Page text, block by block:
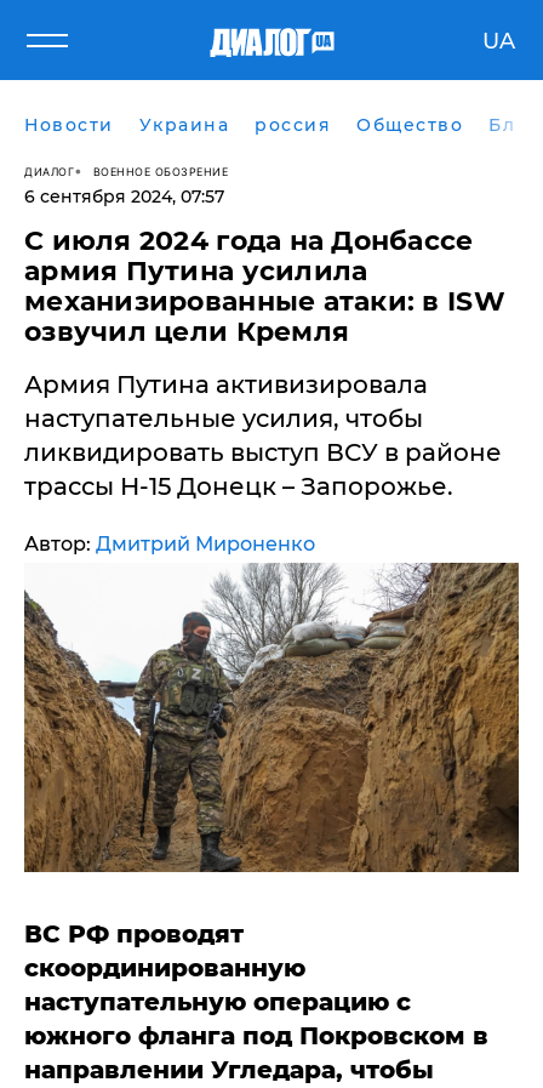
UA
Новости Украина россия Общество
ДИАЛОГ ВОЕННОЕ ОБОЗРЕНИЕ
6 сентября 2024, 07:57
​С июля 2024 года на Донбассе
армия Путина усилила
механизированные атаки: в ISW
озвучил цели Кремля
Армия Путина активизировала
наступательные усилия, чтобы
ликвидировать выступ ВСУ в районе
трассы Н-15 Донецк – Запорожье.
Автор: Дмитрий Мироненко
ВС РФ проводят
скоординированную
наступательную операцию с
южного фланга под Покровском в
направлении Угледара, чтобы